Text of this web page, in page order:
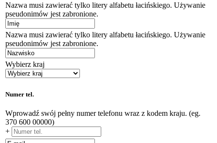
Nazwa musi zawierać tylko litery alfabetu łacińskiego. Używanie
pseudonimów jest zabronione.
Nazwa musi zawierać tylko litery alfabetu łacińskiego. Używanie
pseudonimów jest zabronione.
Wybierz kraj
Numer tel.
Wprowadź swój pełny numer telefonu wraz z kodem kraju. (eg.
370 600 00000)
+